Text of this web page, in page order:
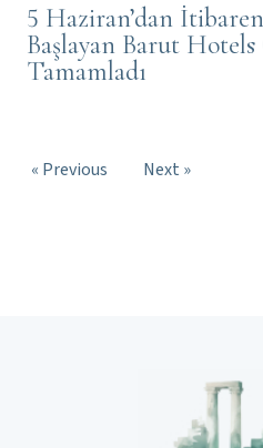
5 Haziran’dan
Başlayan Barut Hotels
Tamamladı
« Previous Next »